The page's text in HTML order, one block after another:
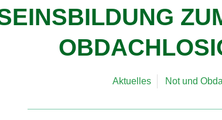
Aktuelles Not und